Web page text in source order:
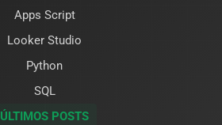
Apps Script
Looker Studio
Python
SQL
ÚLTIMOS POSTS